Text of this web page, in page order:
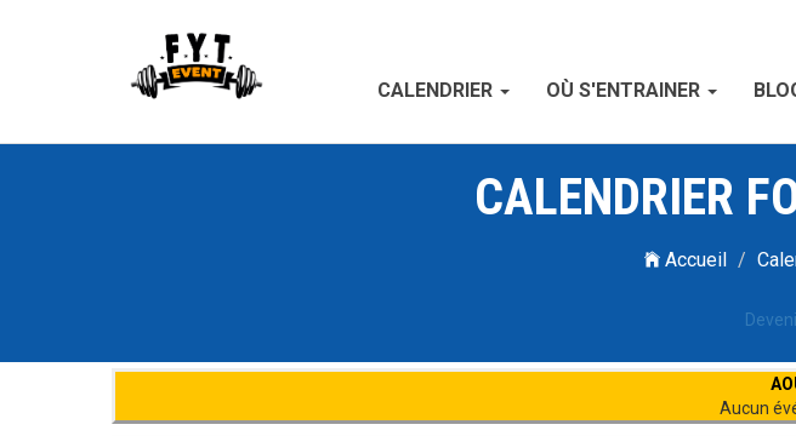
CALENDRIER OÙ S'ENTRAINER
CALENDRIER
Accueil
Aucun